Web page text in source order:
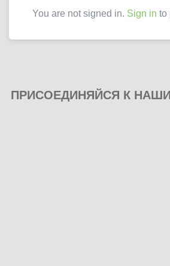
You are not signed in. Sign in to
ПРИСОЕДИНЯЙСЯ К